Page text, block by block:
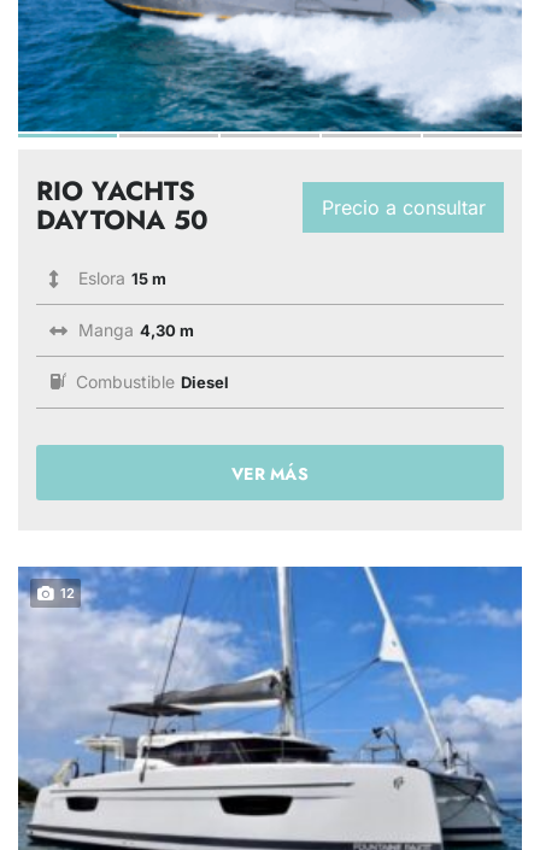
Precio a consultar
RIO YACHTS
DAYTONA 50
Eslora 15 m
Manga 4,30 m
Combustible Diesel
VER MÁS
12